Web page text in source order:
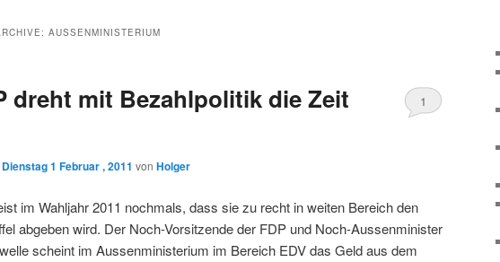
AUSSENMINISTERIUM
dreht mit Bezahlpolitik die Zeit
Dienstag 1 Februar , 2011 von Holger
1
im Wahljahr 2011 nochmals, dass sie zu recht in weiten Bereich den
abgeben wird. Der Noch-Vorsitzende der FDP und Noch-Aussenminister
scheint im Aussenministerium im Bereich EDV das Geld aus dem